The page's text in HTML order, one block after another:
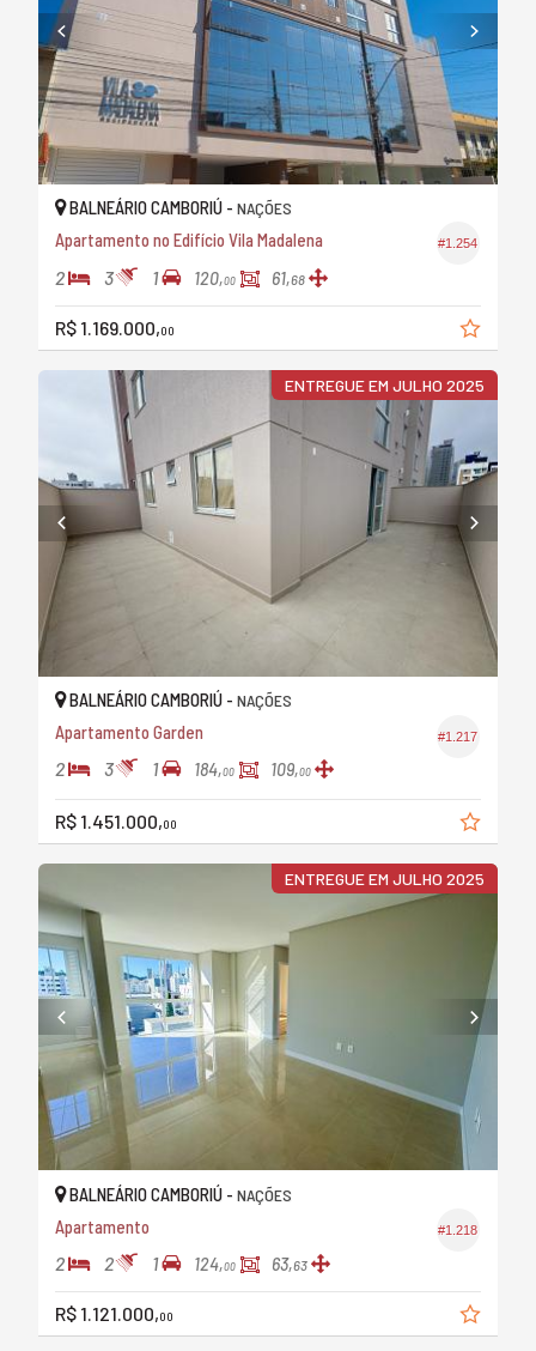
#1.254
BALNEÁRIO CAMBORIÚ - NAÇÕES
Apartamento no Edifício Vila Madalena
2 3 1 120,00 61,68
R$ 1.169.000,00
ENTREGUE EM JULHO 2025
#1.217
BALNEÁRIO CAMBORIÚ - NAÇÕES
Apartamento Garden
2 3 1 184,00 109,00
R$ 1.451.000,00
ENTREGUE EM JULHO 2025
#1.218
BALNEÁRIO CAMBORIÚ - NAÇÕES
Apartamento
2 2 1 124,00 63,63
R$ 1.121.000,00